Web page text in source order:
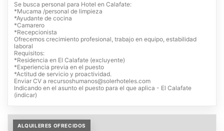
Se busca personal para Hotel en Calafate:
*Mucama /personal de limpieza
*Ayudante de cocina
*Camarero
*Recepcionista
Ofrecemos crecimiento profesional, trabajo en equipo, estabilidad
laboral
Requisitos:
*Residencia en El Calafate (excluyente)
*Experiencia previa en el puesto
*Actitud de servicio y proactividad.
Enviar CV a recursoshumanos@solerhoteles.com
Indicando en el asunto el puesto para el que aplica - El Calafate
(indicar)
ALQUILERES OFRECIDOS